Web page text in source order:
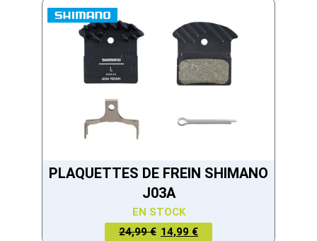
PLAQUETTES DE FREIN SHIMANO
J03A
EN STOCK
24,99 €
LE PRIX
14,99 €
LE PRIX